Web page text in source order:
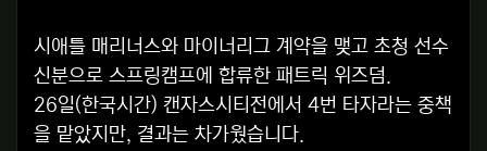
시애틀 매리너스와 마이너리그 계약을 맺고 초청 선수
신분으로 스프링캠프에 합류한 패트릭 위즈덤.
26일(한국시간) 캔자스시티전에서 4번 타자라는 중책
을 맡았지만, 결과는 차가웠습니다.